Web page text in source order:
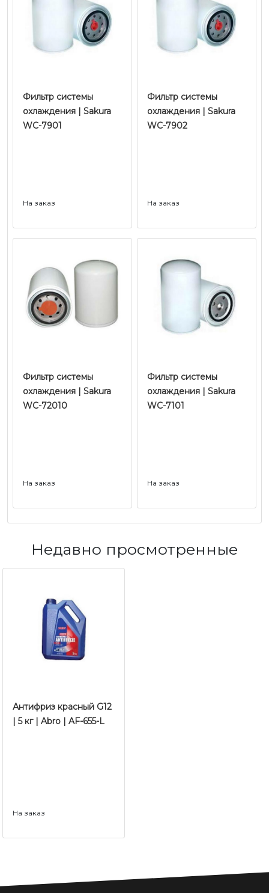
Фильтр системы
охлаждения | Sakura
WC-7901
На заказ
Фильтр системы
охлаждения | Sakura
WC-7902
На заказ
Фильтр системы
охлаждения | Sakura
WC-72010
На заказ
Фильтр системы
охлаждения | Sakura
WC-7101
На заказ
Недавно просмотренные
Антифриз красный G12
| 5 кг | Abro | AF-655-L
На заказ